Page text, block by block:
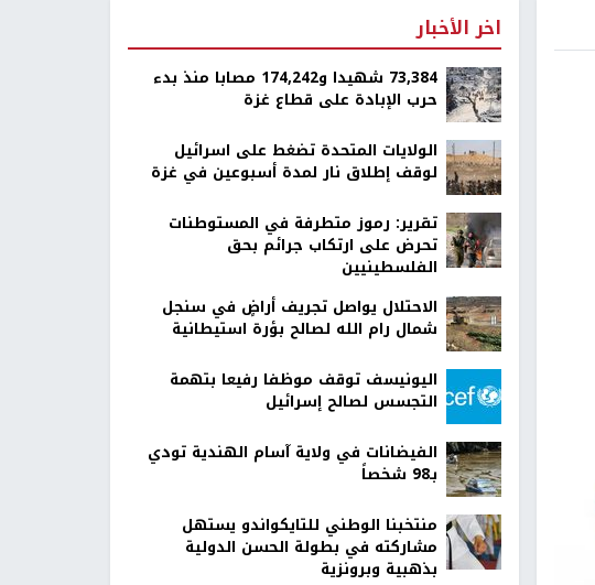
اخر الأخبار
73,384 شهيدا و174,242 مصابا منذ بدء
حرب الإبادة على قطاع غزة
الولايات المتحدة تضغط على اسرائيل
لوقف إطلاق نار لمدة أسبوعين في غزة
تقرير: رموز متطرفة في المستوطنات
تحرض على ارتكاب جرائم بحق
الفلسطينيين
الاحتلال يواصل تجريف أراضٍ في سنجل
شمال رام الله لصالح بؤرة استيطانية
اليونيسف توقف موظفا رفيعا بتهمة
التجسس لصالح إسرائيل
الفيضانات في ولاية آسام الهندية تودي
بـ98 شخصاً
منتخبنا الوطني للتايكواندو يستهل
مشاركته في بطولة الحسن الدولية
بذهبية وبرونزية